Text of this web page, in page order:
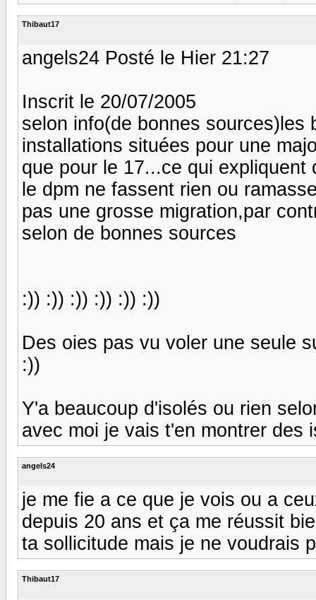
Thibaut17
angels24 Posté le Hier 21:27
Inscrit le 20/07/2005
selon info(de bonnes
installations situées pour une
que pour le 17...ce qui
le dpm ne fassent rien ou
pas une grosse migration,par
selon de bonnes sources
:)) :)) :)) :)) :)) :))
Des oies pas vu voler une seule
:))
Y'a beaucoup d'isolés ou rien
avec moi je vais t'en montrer des
angels24
je me fie a ce que je vois ou a
depuis 20 ans et ça me réussit
ta sollicitude mais je ne voudrais
Thibaut17